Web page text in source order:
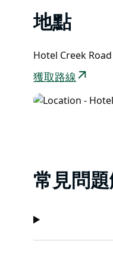
地點
Hotel Creek
獲取路線
常見問